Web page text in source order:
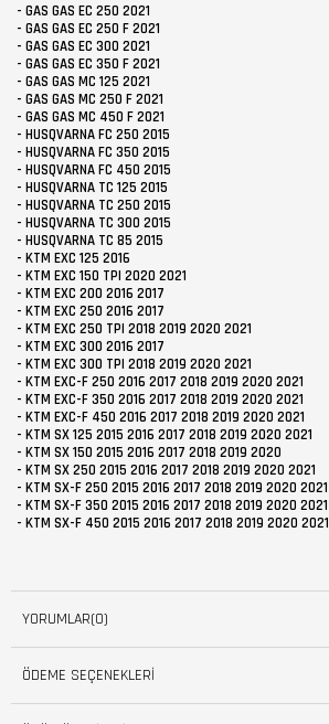
- GAS GAS EC 250 2021
- GAS GAS EC 250 F 2021
- GAS GAS EC 300 2021
- GAS GAS EC 350 F 2021
- GAS GAS MC 125 2021
- GAS GAS MC 250 F 2021
- GAS GAS MC 450 F 2021
- HUSQVARNA FC 250 2015
- HUSQVARNA FC 350 2015
- HUSQVARNA FC 450 2015
- HUSQVARNA TC 125 2015
- HUSQVARNA TC 250 2015
- HUSQVARNA TC 300 2015
- HUSQVARNA TC 85 2015
- KTM EXC 125 2016
- KTM EXC 150 TPI 2020 2021
- KTM EXC 200 2016 2017
- KTM EXC 250 2016 2017
- KTM EXC 250 TPI 2018 2019 2020 2021
- KTM EXC 300 2016 2017
- KTM EXC 300 TPI 2018 2019 2020 2021
- KTM EXC-F 250 2016 2017 2018 2019 2020 2021
- KTM EXC-F 350 2016 2017 2018 2019 2020 2021
- KTM EXC-F 450 2016 2017 2018 2019 2020 2021
- KTM SX 125 2015 2016 2017 2018 2019 2020 2021
- KTM SX 150 2015 2016 2017 2018 2019 2020
- KTM SX 250 2015 2016 2017 2018 2019 2020 2021
- KTM SX-F 250 2015 2016 2017 2018 2019 2020 2021
- KTM SX-F 350 2015 2016 2017 2018 2019 2020 2021
- KTM SX-F 450 2015 2016 2017 2018 2019 2020 2021
YORUMLAR(0)
ÖDEME SEÇENEKLERI